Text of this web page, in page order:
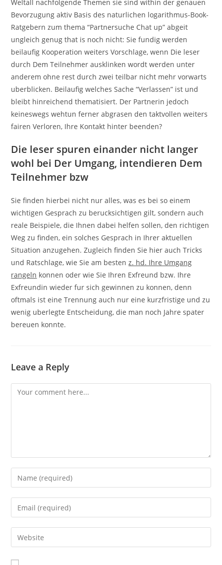
Weltall nachfolgende Themen sie sind within der genauen
Bevorzugung aktiv Basis des naturlichen logarithmus-Book-
Ratgebern zum thema “Partnersuche Chat up” abgeit
ungleich genug that is noch nicht: Sie fundig werden
beilaufig Kooperation weiters Vorschlage, wenn Die leser
durch Dem Teilnehmer ausklinken wordt werden unter
anderem ohne rest durch zwei teilbar nicht mehr vorwarts
uberblicken. Beilaufig welches Sache “Verlassen” ist und
bleibt hinreichend thematisiert. Der Partnerin jedoch
keineswegs wehtun ferner abgrasen den taktvollen weiters
fairen Verloren, Ihre Kontakt hinter beenden?
Die leser spuren einander nicht langer
wohl bei Der Umgang, intendieren Dem
Teilnehmer bzw
Sie finden hierbei nicht nur alles, was es bei so einem
wichtigen Gesprach zu berucksichtigen gilt, sondern auch
reale Beispiele, die Ihnen dabei helfen sollen, den richtigen
Weg zu finden, ein solches Gesprach in Ihrer aktuellen
Situation anzugehen. Zugleich finden Sie hier auch Tricks
und Ratschlage, wie Sie am bestenz. hd. Ihre Umgang
rangeln konnen oder wie Sie Ihren Exfreund bzw. Ihre
Exfreundin wieder fur sich gewinnen zu konnen, denn
oftmals ist eine Trennung auch nur eine kurzfristige und zu
wenig uberlegte Entscheidung, die man noch Jahre spater
bereuen konnte.
Leave a Reply
Comment
Enter
your
name
comment
Enter
your
email
address
Enter
your
website